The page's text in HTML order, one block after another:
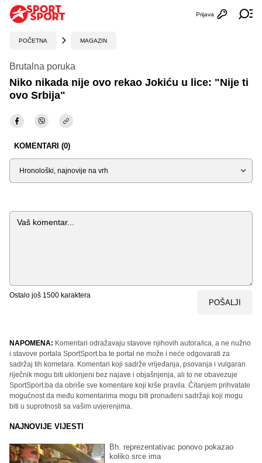
Otvori
Prijava
POČETNA MAGAZIN
Brutalna poruka
Niko nikada nije ovo rekao Jokiću u lice: "Nije ti
ovo Srbija"
KOMENTARI (0)
Sortiraj
Komentar
Ostalo još 1500 karaktera
POŠALJI
NAPOMENA: Komentari odražavaju stavove njihovih autora/ica, a ne nužno
i stavove portala SportSport.ba te portal ne može i neće odgovarati za
sadržaj tih kometara. Komentari koji sadrže vrijeđanja, psovanja i vulgaran
riječnik mogu biti uklonjeni bez najave i objašnjenja, ali to ne obavezuje
SportSport.ba da obriše sve komentare koji krše pravila. Čitanjem prihvatate
mogućnost da među komentarima mogu biti pronađeni sadržaji koji mogu
biti u suprotnosti sa vašim uvjerenjima.
NAJNOVIJE VIJESTI
Bh. reprezentativac ponovo pokazao
koliko srce ima